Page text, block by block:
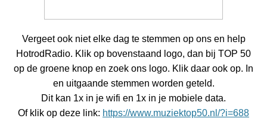
Vergeet ook niet elke dag te stemmen op ons en help
HotrodRadio. Klik op bovenstaand logo, dan bij TOP 50
op de groene knop en zoek ons logo. Klik daar ook op. In
en uitgaande stemmen worden geteld.
Dit kan 1x in je wifi en 1x in je mobiele data.
Of klik op deze link: https://www.muziektop50.nl/?i=688